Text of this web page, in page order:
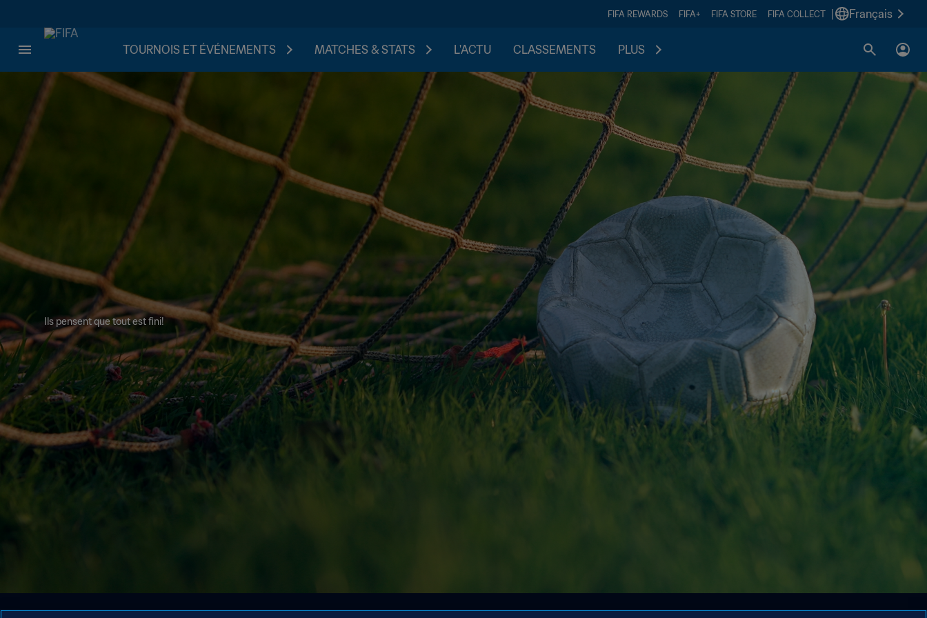
FIFA REWARDS FIFA+ FIFA STORE FIFA COLLECT Français
TOURNOIS ET ÉVÉNEMENTS MATCHES & STATS L'ACTU CLASSEMENTS PLUS
Ils pensent que tout est fini!